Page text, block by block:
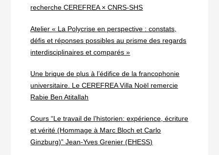
recherche CEREFREA × CNRS-SHS
Atelier « La Polycrise en perspective : constats,
défis et réponses possibles au prisme des regards
interdisciplinaires et comparés »
Une brique de plus à l’édifice de la francophonie
universitaire. Le CEREFREA Villa Noël remercie
Rabie Ben Atitallah
Cours “Le travail de l’historien: expérience, écriture
et vérité (Hommage à Marc Bloch et Carlo
Ginzburg)” Jean-Yves Grenier (EHESS)